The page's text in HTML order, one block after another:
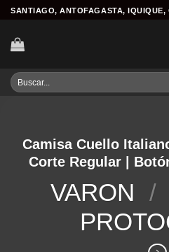
Skip
content
SANTIAGO, ANTOFAGASTA, IQUIQUE,
Buscar
por:
Camisa Cuello
Corte Regular |
VARON /